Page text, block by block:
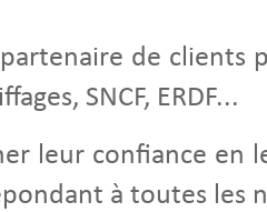
de clients
SNCF, ERDF...
leur confiance en
à toutes les